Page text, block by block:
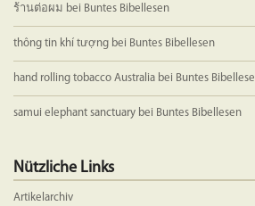
ร้านต่อผม bei Buntes Bibellesen
thông tin khí tượng bei Buntes Bibellesen
hand rolling tobacco Australia bei Buntes
samui elephant sanctuary bei Buntes Bibellesen
Nützliche Links
Artikelarchiv